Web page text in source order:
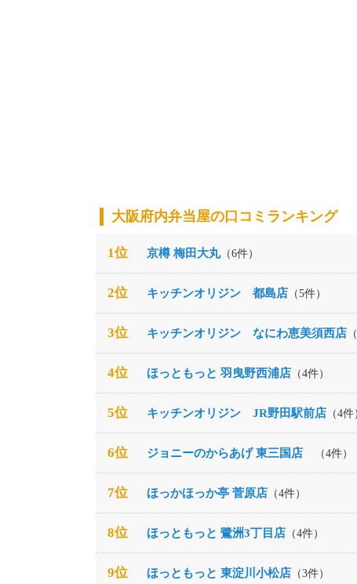
大阪府内弁当屋の口コミランキング
1位 京樽 梅田大丸（6件）
2位 キッチンオリジン 都島店 （5件）
3位 キッチンオリジン なにわ恵美須西店
4位 ほっともっと 羽曳野西浦店 （4件）
5位 キッチンオリジン JR野田駅前店 （4件
6位 ジョニーのからあげ 東三国店 （4件）
7位 ほっかほっか亭 菅原店 （4件）
8位 ほっともっと 鷺洲3丁目店 （4件）
9位 ほっともっと 東淀川小松店 （3件）